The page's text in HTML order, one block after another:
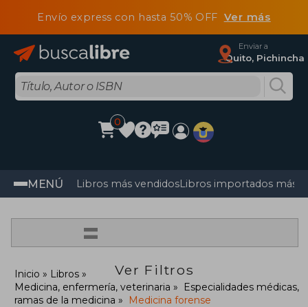
Envío express con hasta 50% OFF Ver más
Enviar a
Quito, Pichincha
0
MENÚ Libros más vendidosLibros importados más
=
Ver Filtros
Inicio
Libros
Medicina, enfermería, veterinaria
Especialidades médicas,
ramas de la medicina
Medicina forense